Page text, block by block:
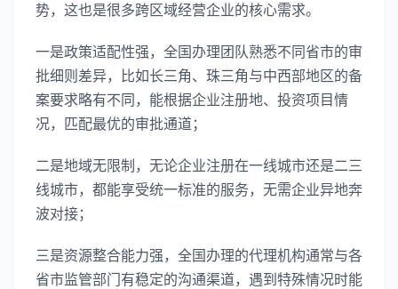
势，这也是很多跨区域经营企业的核心需求。
一是政策适配性强，全国办理团队熟悉不同省市的审
批细则差异，比如长三角、珠三角与中西部地区的备
案要求略有不同，能根据企业注册地、投资项目情
况，匹配最优的审批通道；
二是地域无限制，无论企业注册在一线城市还是二三
线城市，都能享受统一标准的服务，无需企业异地奔
波对接；
三是资源整合能力强，全国办理的代理机构通常与各
省市监管部门有稳定的沟通渠道，遇到特殊情况时能